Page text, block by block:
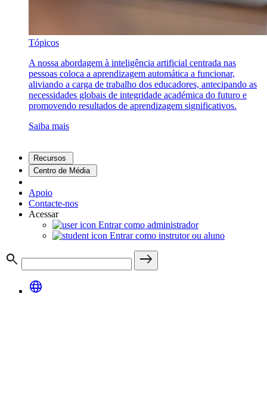
Tópicos
A nossa abordagem à inteligência artificial centrada nas
pessoas coloca a aprendizagem automática a funcionar,
aliviando a carga de trabalho dos educadores, antecipando as
necessidades globais de integridade académica do futuro e
promovendo resultados de aprendizagem significativos.
Saiba mais
Recursos
Centro de Média
Apoio
Contacte-nos
Acessar
Entrar como administrador
Entrar como instrutor ou aluno
search
east
language